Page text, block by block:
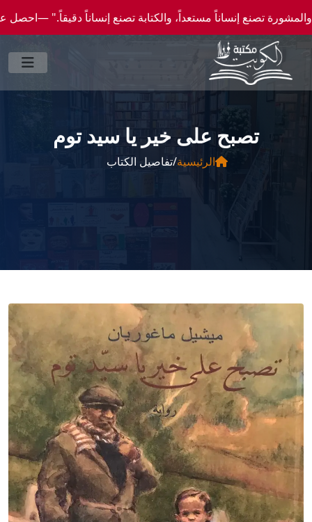
إنساناً مستعداً، والكتابة تصنع إنساناً دقيقاً." —احصل علي عروض وخصومات خاصة عن
تصبح على خير يا سيد توم
الرئيسية/تفاصيل الكتاب